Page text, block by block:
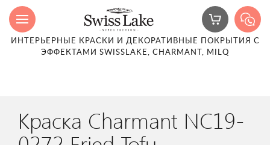
ИНТЕРЬЕРНЫЕ КРАСКИ И ДЕКОРАТИВНЫЕ ПОКРЫТИЯ С
ЭФФЕКТАМИ SWISSLAKE, CHARMANT, MILQ
Краска Charmant NC19-